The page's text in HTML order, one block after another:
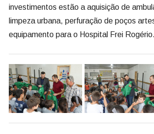
investimentos estão a aquisição de
limpeza urbana, perfuração de poços
equipamento para o Hospital Frei Rogério.